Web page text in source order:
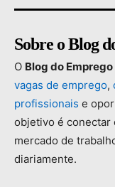
Sobre o Blog
O Blog do Emprego
vagas de emprego,
profissionais e
objetivo é conectar
mercado de
diariamente.